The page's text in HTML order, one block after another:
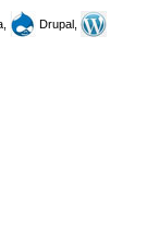
Drupal,